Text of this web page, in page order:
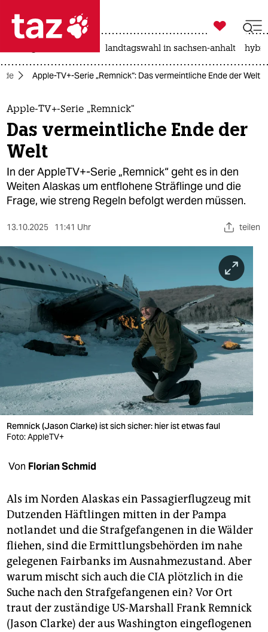
 taz zahl ich
taz zahl ich
themen
politik
öko
gesellschaft
sport
berlin
nord
wahrheit
verlag
veranstaltungen
shop
fragen & hilfe
unterstützen
abo
genossenschaft
epaper login

taz zahl ich
landtagswahl in sachsen-anhalt
Apple-TV+-Serie „Remnick“: Das vermeintliche Ende der Welt
Apple-TV+-Serie „Remnick“
Das vermeintliche Ende der
Welt
In der AppleTV+-Serie „Remnick“ geht es in den
Weiten Alaskas um entflohene Sträflinge und die
Frage, wie streng Regeln befolgt werden müssen.
13.10.2025 11:41 Uhr teilen
Remnick (Jason Clarke) ist sich sicher: hier ist etwas faul
Foto: AppleTV+
Von Florian Schmid
Als im Norden Alaskas ein Passagierflugzeug mit
Dutzenden Häftlingen mitten in der Pampa
notlandet und die Strafgefangenen in die Wälder
fliehen, sind die Ermittlungsbehörden im nahe
gelegenen Fairbanks im Ausnahmezustand. Aber
warum mischt sich auch die CIA plötzlich in die
Suche nach den Strafgefangenen ein? Vor Ort
traut der zuständige US-Marshall Frank Remnick
(Jason Clarke) der aus Washington eingeflogenen